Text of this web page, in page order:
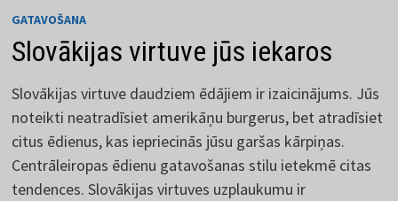
GATAVOŠANA
Slovākijas virtuve jūs iekaros
Slovākijas virtuve daudziem ēdājiem ir izaicinājums. Jūs
noteikti neatradīsiet amerikāņu burgerus, bet atradīsiet
citus ēdienus, kas iepriecinās jūsu garšas kārpiņas.
Centrāleiropas ēdienu gatavošanas stilu ietekmē citas
tendences. Slovākijas virtuves uzplaukumu ir